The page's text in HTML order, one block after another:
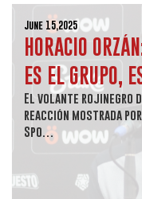
June 15,2025
HORACIO
ES EL GRUPO,
El volante rojinegro
reacción mostrada
Spo…